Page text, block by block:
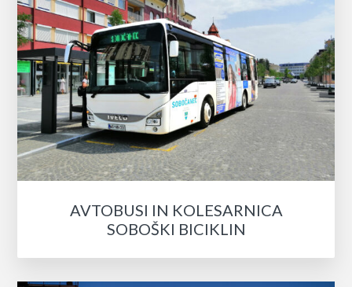
AVTOBUSI IN KOLESARNICA
SOBOŠKI BICIKLIN